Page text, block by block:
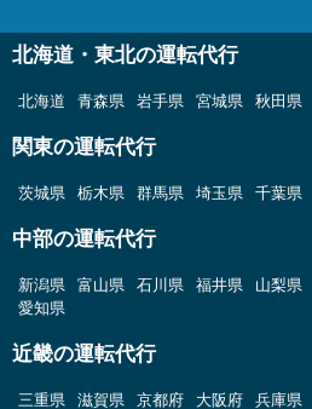
北海道・東北の運転代行
北海道 青森県 岩手県 宮城県 秋田県
関東の運転代行
茨城県 栃木県 群馬県 埼玉県 千葉県
中部の運転代行
新潟県 富山県 石川県 福井県 山梨県
愛知県
近畿の運転代行
三重県 滋賀県 京都府 大阪府 兵庫県